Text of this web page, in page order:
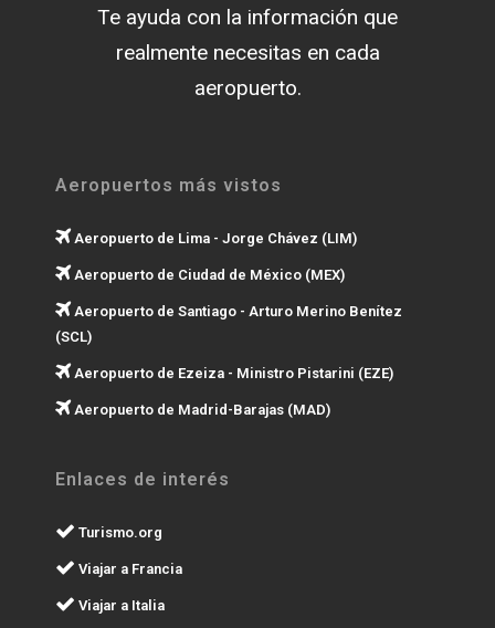
Te ayuda con la información que
realmente necesitas en cada
aeropuerto.
Aeropuertos más vistos
Aeropuerto de Lima - Jorge Chávez (LIM)
Aeropuerto de Ciudad de México (MEX)
Aeropuerto de Santiago - Arturo Merino Benítez
(SCL)
Aeropuerto de Ezeiza - Ministro Pistarini (EZE)
Aeropuerto de Madrid-Barajas (MAD)
Enlaces de interés
Turismo.org
Viajar a Francia
Viajar a Italia